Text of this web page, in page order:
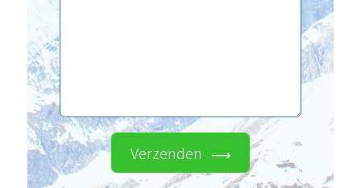
Verzenden